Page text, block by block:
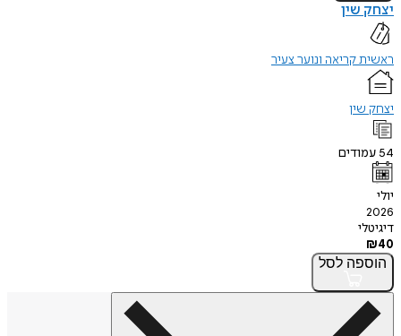
יצחק שין
ראשית קריאה ונוער צעיר
יצחק שין
54 עמודים
יולי
2026
דיגיטלי
₪40
הוספה לסל